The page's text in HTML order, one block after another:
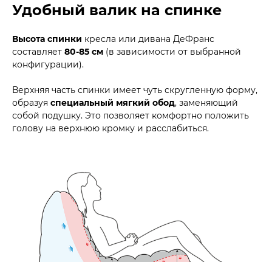
Удобный валик на спинке
Высота спинки кресла или дивана ДеФранс
составляет 80-85 см (в зависимости от выбранной
конфигурации).
Верхняя часть спинки имеет чуть скругленную форму,
образуя специальный мягкий обод, заменяющий
собой подушку. Это позволяет комфортно положить
голову на верхнюю кромку и расслабиться.